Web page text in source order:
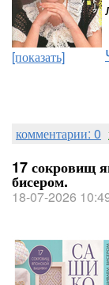
[показать]
комментарии: 0
17 сокровищ
бисером.
18-07-2026